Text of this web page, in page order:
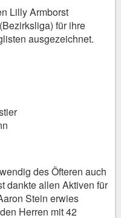
Lilly Armborst
für ihre
ausgezeichnet.
des Öfteren auch
dankte allen Aktiven für
Stein erwies
Herren mit 42